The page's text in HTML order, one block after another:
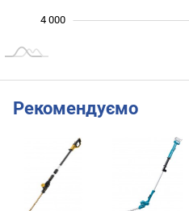
4 000
Рекомендуємо